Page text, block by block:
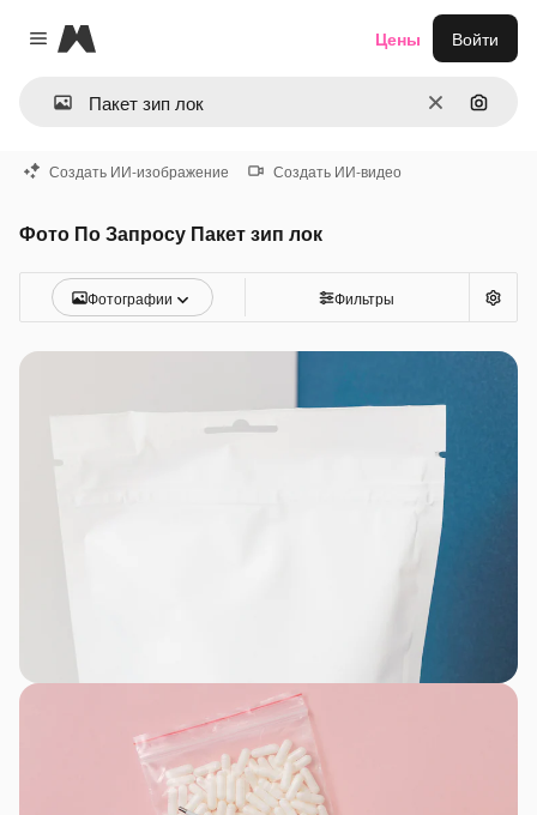
Close menu
Magnific
ОчиститьПоиск
Цены Войти
Создать ИИ-изображение Создать ИИ-видео
Фото По Запросу Пакет зип лок
Фотографии Фильтры